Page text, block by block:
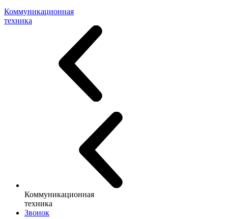
Коммуникационная
техника
Коммуникационная
техника
Звонок